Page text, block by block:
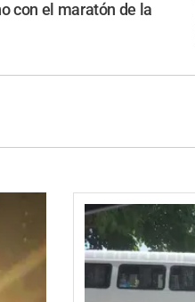
con el maratón de la